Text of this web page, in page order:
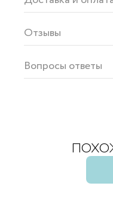
Отзывы
Вопросы ответы